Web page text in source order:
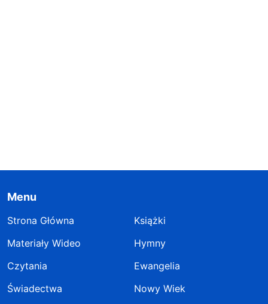
Menu
Strona Główna
Książki
Materiały Wideo
Hymny
Czytania
Ewangelia
Świadectwa
Nowy Wiek